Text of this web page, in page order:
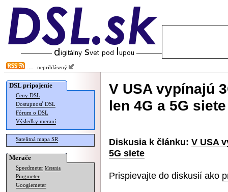
neprihlásený
DSL pripojenie
Ceny DSL
Dostupnosť DSL
Fórum o DSL
Výsledky meraní
Satelitná mapa SR
Merače
Speedmeter Merania
Pingmeter
Googlemeter
V USA vypínajú
len 4G a 5G siete
Diskusia k článku: V USA
5G siete
Prispievajte do diskusií ako